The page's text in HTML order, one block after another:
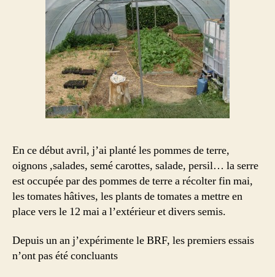
En ce début avril, j’ai planté les pommes de terre,
oignons ,salades, semé carottes, salade, persil… la serre
est occupée par des pommes de terre a récolter fin mai,
les tomates hâtives, les plants de tomates a mettre en
place vers le 12 mai a l’extérieur et divers semis.
Depuis un an j’expérimente le BRF, les premiers essais
n’ont pas été concluants